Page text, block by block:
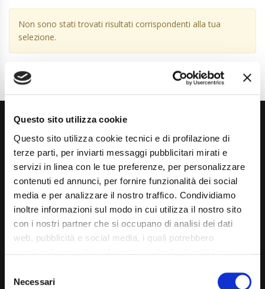
Questo sito utilizza cookie
Questo sito utilizza cookie tecnici e di profilazione di
terze parti, per inviarti messaggi pubblicitari mirati e
servizi in linea con le tue preferenze, per personalizzare
contenuti ed annunci, per fornire funzionalità dei social
media e per analizzare il nostro traffico. Condividiamo
inoltre informazioni sul modo in cui utilizza il nostro sito
con i nostri partner che si occupano di analisi dei dati
web, pubblicità e social media, i quali potrebbero
mera chiusura del banner non comporta l’accettazione
Selection
Necessari
Non sono stati trovati risultati corrispondenti alla tua
selezione.
Via Giuditta Pasta 2, Como (CO) 22100
(+39) 031 431 3066
info@carspecialist.eu
Sabato: 09:00 - 12:30